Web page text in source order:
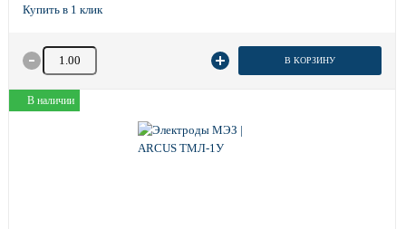
Количество товара В КОРЗИНУ
В наличии